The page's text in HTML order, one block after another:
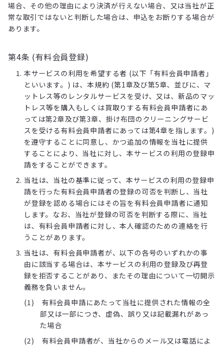
場合、その他の理由により決済が行えない場合、又は当社が正
常な取引ではないと判断した場合は、申込をお断りする場合が
あります。
第4条 (有料会員登録)
本サービスの利用を希望する者 (以下「有料会員申請者」
といいます。) は、本規約 (第1章及び第5章、並びに、マ
ットレス等のレンタルサービスを受け、又は、新品のマッ
トレス等を購入もしくは買取りする有料会員申請者にあ
っては第2章及び第3章、掛け布団のクリーニングサービ
スを受ける有料会員申請者にあっては第4章を指します。)
を遵守することに同意し、かつ追加の情報を当社に提供
することにより、当社に対し、本サービスの利用の登録申
請をすることができます。
当社は、当社の基準に従って、本サービスの利用の登録申
請を行った有料会員申請者の登録の可否を判断し、当社
が登録を認める場合にはその旨を有料会員申請者に通知
します。なお、当社が登録の可否を判断する際に、当社
は、有料会員申請者に対し、本人確認のための連絡を行
うことがあります。
当社は、有料会員申請者が、以下の各号のいずれかの事
由に該当する場合は、本サービスの利用の登録及び再登
録を拒否することがあり、またその理由について一切開示
義務を負いません。
有料会員申請にあたって当社に提供された情報の全
部又は一部につき、虚偽、誤り又は記載漏れがあっ
た場合
有料会員申請者が、当社からのメール又は電話によ